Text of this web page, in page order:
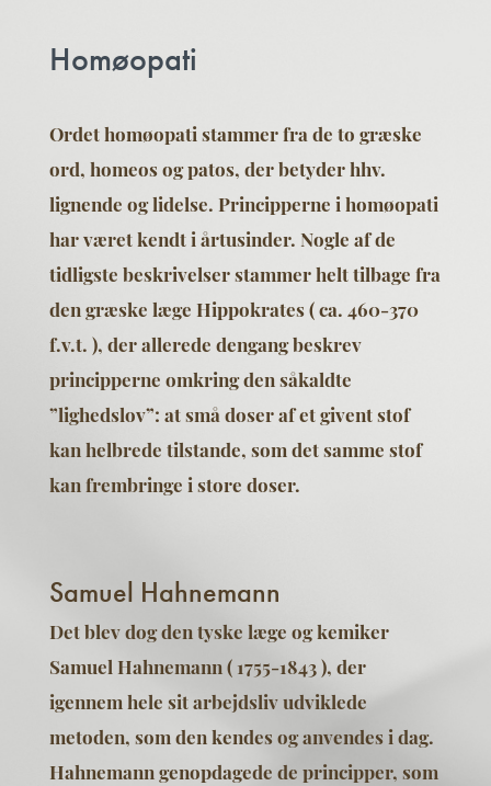
Homøopati
Ordet homøopati stammer fra de to græske
ord, homeos og patos, der betyder hhv.
lignende og lidelse. Principperne i homøopati
har været kendt i årtusinder. Nogle af de
tidligste beskrivelser stammer helt tilbage fra
den græske læge Hippokrates ( ca. 460-370
f.v.t. ), der allerede dengang beskrev
principperne omkring den såkaldte
”lighedslov”: at små doser af et givent stof
kan helbrede tilstande, som det samme stof
kan frembringe i store doser.
Samuel Hahnemann
Det blev dog den tyske læge og kemiker
Samuel Hahnemann ( 1755-1843 ), der
igennem hele sit arbejdsliv udviklede
metoden, som den kendes og anvendes i dag.
Hahnemann genopdagede de principper, som